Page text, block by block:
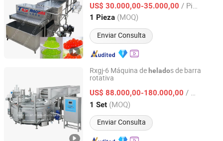
automática, fabricación demaquinaria
para bolas de konjac y agar
US$ 30.000,00-35.000,00 / Pieza
1 Pieza (MOQ)
Enviar Consulta
Shanghai, China Desde 2013
Rxgj-6 Máquina de helados de barra
rotativa
US$ 88.000,00-180.000,00 / Set
1 Set (MOQ)
Enviar Consulta
Wuxi Danxiao Machinery Co., Ltd.
Jiangsu, China Desde 2014